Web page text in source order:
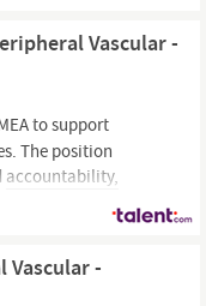
Vascular -
to support
The position
accountability,
a fast-growing,
Medium
Vascular -